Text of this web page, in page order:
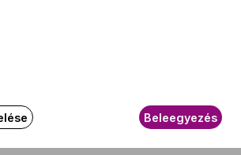
eseményről
Beleegyezés